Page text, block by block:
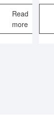
Read
more